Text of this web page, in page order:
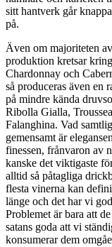
sitt hantverk går
på.
Även om majoriteten
produktion kretsar
Chardonnay och
så produceras även en
på mindre kända
Ribolla Gialla,
Falanghina. Vad
gemensamt är
finessen, frånvaron av
kanske det viktigaste
alltid så påtagliga
flesta vinerna kan
länge och det har vi
Problemet är bara att
satans goda att vi
konsumerar dem